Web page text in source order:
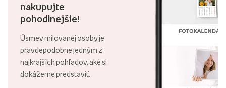
nakupujte
pohodlnejšie!
Úsmev milovanej osoby je
pravdepodobne jedným z
najkrajších pohľadov, aké si
dokážeme predstaviť.